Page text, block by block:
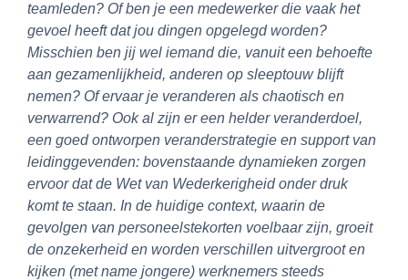
teamleden? Of ben je een medewerker die vaak het
gevoel heeft dat jou dingen opgelegd worden?
Misschien ben jij wel iemand die, vanuit een behoefte
aan gezamenlijkheid, anderen op sleeptouw blijft
nemen? Of ervaar je veranderen als chaotisch en
verwarrend? Ook al zijn er een helder veranderdoel,
een goed ontworpen veranderstrategie en support van
leidinggevenden: bovenstaande dynamieken zorgen
ervoor dat de Wet van Wederkerigheid onder druk
komt te staan. In de huidige context, waarin de
gevolgen van personeelstekorten voelbaar zijn, groeit
de onzekerheid en worden verschillen uitvergroot en
kijken (met name jongere) werknemers steeds